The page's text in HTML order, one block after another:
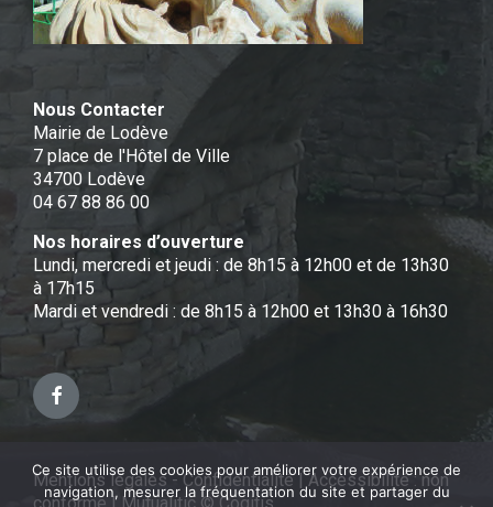
Nous Contacter
Mairie de Lodève
7 place de l'Hôtel de Ville
34700 Lodève
04 67 88 86 00
Nos horaires d’ouverture
Lundi, mercredi et jeudi : de 8h15 à 12h00 et de 13h30
à 17h15
Mardi et vendredi : de 8h15 à 12h00 et 13h30 à 16h30
Facebook
Mentions légales - Confidentialité|Accessibilité : non
Ce site utilise des cookies pour améliorer votre expérience de
navigation, mesurer la fréquentation du site et partager du